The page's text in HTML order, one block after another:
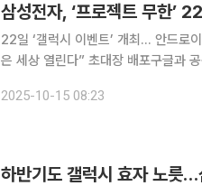
삼성전자, ‘프로젝트 무한’
22일 ‘갤럭시 이벤트’ 개최… 안드로
은 세상 열린다” 초대장 배포구글과 공
와 구글이 협력해 개발한 안드로이드
2025-10-15 08:23